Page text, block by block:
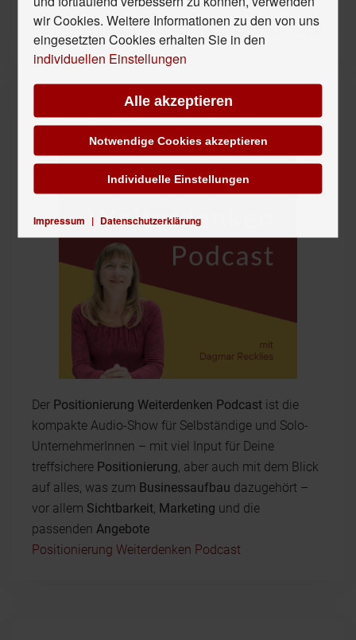
Der Einzelhandel schafft sich seine Nachfrage selbst
Unser Hör-Tipp
Der Positionierung Weiterdenken Podcast ist die
kompakte Audio-Show für Selbständige und Solo-
UnternehmerInnen – mit viel Input für Deine
treffsichere Positionierung , aber auch mit dem Blick
auf alles, was zum Businessaufbau dazugehört –
vor allem Sichtbarkeit Marketing und die
passenden Angebote
Positionierung Weiterdenken Podcast
wir Cookies. Weitere Informationen zu den von uns
eingesetzten Cookies erhalten Sie in den
individuellen Einstellungen
Alle akzeptieren
Notwendige Cookies akzeptieren
Impressum | Datenschutzerklärung
Individuelle Einstellungen